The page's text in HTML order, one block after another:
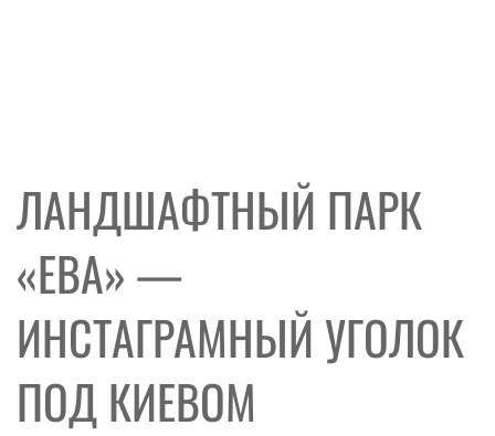
ЛАНДШАФТНЫЙ ПАРК
«ЕВА» —
ИНСТАГРАМНЫЙ УГОЛОК
ПОД КИЕВОМ